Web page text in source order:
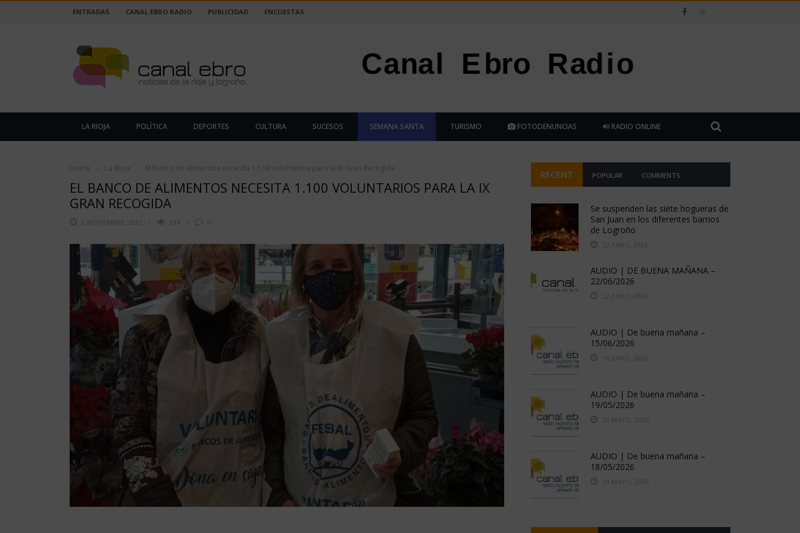
ENTRADAS CANAL EBRO RADIO PUBLICIDAD ENCUESTAS
LA RIOJA POLÍTICA DEPORTES CULTURA SUCESOS SEMANA SANTA TURISMO FOTODENUNCIAS RADIO ONLINE
Home La Rioja El Banco de Alimentos necesita 1.100 voluntarios para la IX Gran Recogida
EL BANCO DE ALIMENTOS NECESITA 1.100 VOLUNTARIOS PARA LA IX
GRAN RECOGIDA
2 NOVIEMBRE, 2021 614
RECENT POPULAR COMMENTS
Se suspenden las siete hogueras de
San Juan en los diferentes barrios
de Logroño
22 JUNIO, 2026
AUDIO | DE BUENA MAÑANA –
22/06/2026
22 JUNIO, 2026
AUDIO | De buena mañana –
15/06/2026
16 JUNIO, 2026
AUDIO | De buena mañana –
19/05/2026
20 MAYO, 2026
AUDIO | De buena mañana –
18/05/2026
19 MAYO, 2026